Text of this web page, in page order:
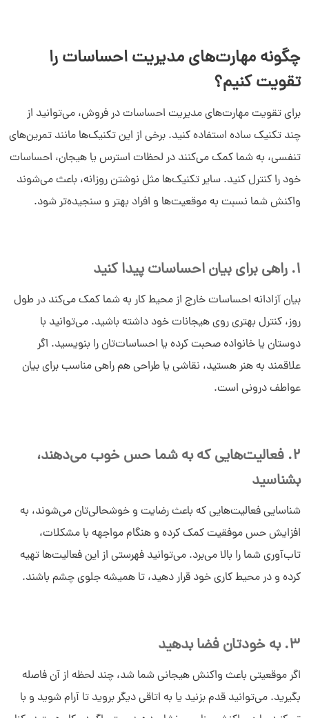
چگونه مهارت‌های مدیریت احساسات را
تقویت کنیم؟
برای تقویت مهارت‌های مدیریت احساسات در فروش، می‌توانید از
چند تکنیک ساده استفاده کنید. برخی از این تکنیک‌ها مانند تمرین‌های
تنفسی، به شما کمک می‌کنند در لحظات استرس یا هیجان، احساسات
خود را کنترل کنید. سایر تکنیک‌ها مثل نوشتن روزانه، باعث می‌شوند
واکنش شما نسبت به موقعیت‌ها و افراد بهتر و سنجیده‌تر شود.
1. راهی برای بیان احساسات پیدا کنید
بیان آزادانه احساسات خارج از محیط کار به شما کمک می‌کند در طول
روز، کنترل بهتری روی هیجانات خود داشته باشید. می‌توانید با
دوستان یا خانواده صحبت کرده یا احساسات‌تان را بنویسید. اگر
علاقمند به هنر هستید، نقاشی یا طراحی هم راهی مناسب برای بیان
عواطف درونی است.
2. فعالیت‌هایی که به شما حس خوب می‌دهند،
بشناسید
شناسایی فعالیت‌هایی که باعث رضایت و خوشحالی‌تان می‌شوند، به
افزایش حس موفقیت کمک کرده و هنگام مواجهه با مشکلات،
تاب‌آوری شما را بالا می‌برد. می‌توانید فهرستی از این فعالیت‌ها تهیه
کرده و در محیط کاری خود قرار دهید، تا همیشه جلوی چشم باشند.
3. به خودتان فضا بدهید
اگر موقعیتی باعث واکنش هیجانی شما شد، چند لحظه از آن فاصله
بگیرید. می‌توانید قدم بزنید یا به اتاقی دیگر بروید تا آرام شوید و با
سلام به شما :)
چطور میتونم کمکتون کنم؟
چرا دیدار بخرم؟